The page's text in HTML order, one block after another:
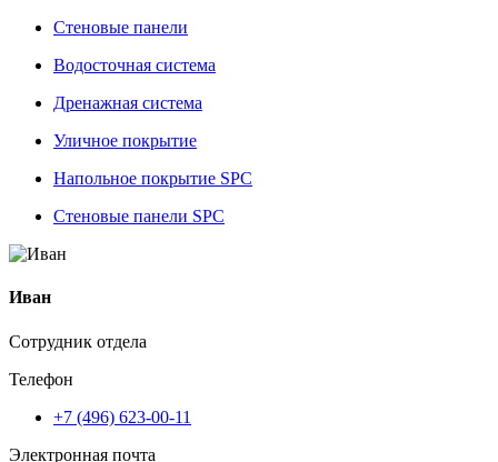
Стеновые панели
Водосточная система
Дренажная система
Уличное покрытие
Напольное покрытие SPC
Стеновые панели SPC
Иван
Сотрудник отдела
Телефон
+7 (496) 623-00-11
Электронная почта